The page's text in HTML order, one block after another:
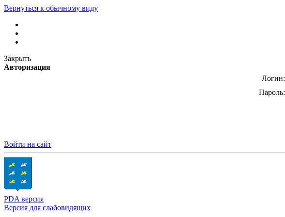
Вернуться к обычному виду
Закрыть
Авторизация
Логин:
Пароль:
Войти на сайт
PDA версия
Версия для слабовидящих